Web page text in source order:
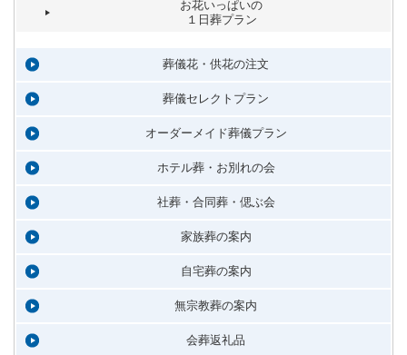
お花いっぱいの
１日葬プラン
葬儀花・供花の注文
葬儀セレクトプラン
オーダーメイド葬儀プラン
ホテル葬・お別れの会
社葬・合同葬・偲ぶ会
家族葬の案内
自宅葬の案内
無宗教葬の案内
会葬返礼品